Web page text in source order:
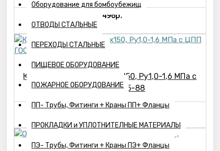
Оборудование для бомбоубежищ
ОТВОДЫ СТАЛЬНЫЕ
ПЕРЕХОДЫ СТАЛЬНЫЕ
ПИЩЕВОЕ ОБОРУДОВАНИЕ
ПОЖАРНОЕ ОБОРУДОВАНИЕ
ПП- Трубы, Фитинги + Краны ПП+ Фланцы
ПРОКЛАДКИ и УПЛОТНИТЕЛНЫЕ МАТЕРИАЛЫ
ПЭ- Трубы, Фитинги + Краны ПЭ+ Фланцы
8496р.
Крест фланцевый ТФ150х150, Ру1,0-1,6 МПа с
ЦПП ГОСТ5525-88
26882р.